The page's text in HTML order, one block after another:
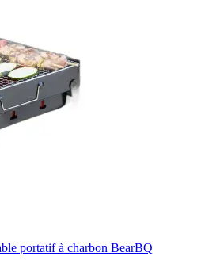
portatif à charbon BearBQ